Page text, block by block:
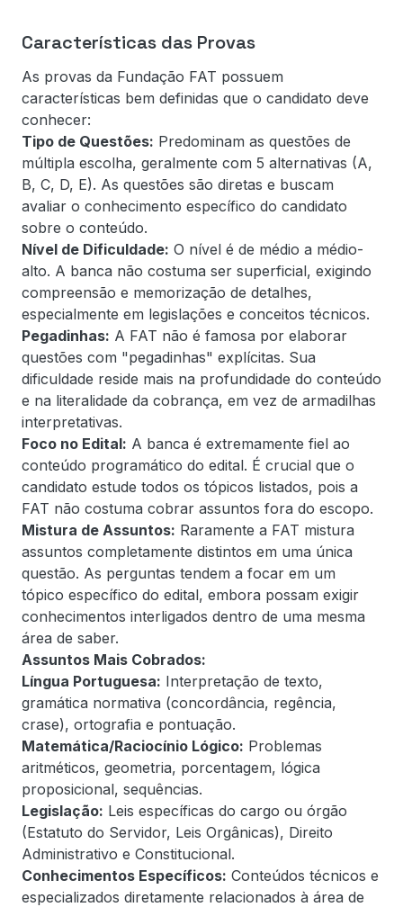
Características das Provas
As provas da Fundação FAT possuem
características bem definidas que o candidato deve
conhecer:
Tipo de Questões: Predominam as questões de
múltipla escolha, geralmente com 5 alternativas (A,
B, C, D, E). As questões são diretas e buscam
avaliar o conhecimento específico do candidato
sobre o conteúdo.
Nível de Dificuldade: O nível é de médio a médio-
alto. A banca não costuma ser superficial, exigindo
compreensão e memorização de detalhes,
especialmente em legislações e conceitos técnicos.
Pegadinhas: A FAT não é famosa por elaborar
questões com "pegadinhas" explícitas. Sua
dificuldade reside mais na profundidade do conteúdo
e na literalidade da cobrança, em vez de armadilhas
interpretativas.
Foco no Edital: A banca é extremamente fiel ao
conteúdo programático do edital. É crucial que o
candidato estude todos os tópicos listados, pois a
FAT não costuma cobrar assuntos fora do escopo.
Mistura de Assuntos: Raramente a FAT mistura
assuntos completamente distintos em uma única
questão. As perguntas tendem a focar em um
tópico específico do edital, embora possam exigir
conhecimentos interligados dentro de uma mesma
área de saber.
Assuntos Mais Cobrados:
Língua Portuguesa: Interpretação de texto,
gramática normativa (concordância, regência,
crase), ortografia e pontuação.
Matemática/Raciocínio Lógico: Problemas
aritméticos, geometria, porcentagem, lógica
proposicional, sequências.
Legislação: Leis específicas do cargo ou órgão
(Estatuto do Servidor, Leis Orgânicas), Direito
Administrativo e Constitucional.
Conhecimentos Específicos: Conteúdos técnicos e
especializados diretamente relacionados à área de